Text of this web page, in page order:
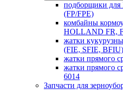
подборщики
(FP/FPE)
комбайны
HOLLAND FR,
жатки
(FIE, SFIE, BFIU)
жатки прямого
жатки прямого
6014
Запчасти для